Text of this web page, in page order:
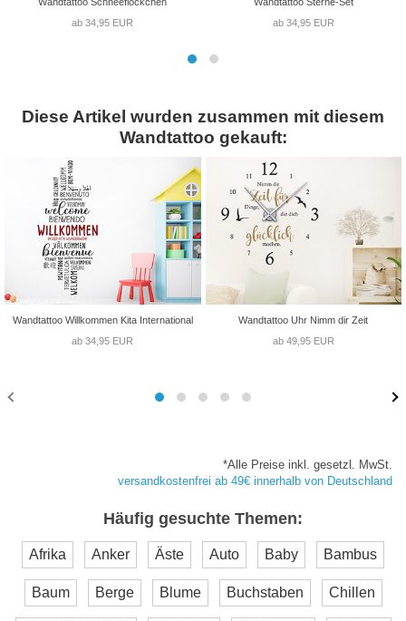
ab 34,95 EUR
ab 34,95 EUR
Diese Artikel wurden zusammen mit diesem
Wandtattoo gekauft:
Wandtattoo Willkommen Kita International
ab 34,95 EUR
Wandtattoo Uhr Nimm dir Zeit
ab 49,95 EUR
*Alle Preise inkl. gesetzl. MwSt.
versandkostenfrei ab 49€ innerhalb von Deutschland
Häufig gesuchte Themen:
Afrika Anker Äste Auto Baby Bambus
Baum Berge Blume Buchstaben Chillen